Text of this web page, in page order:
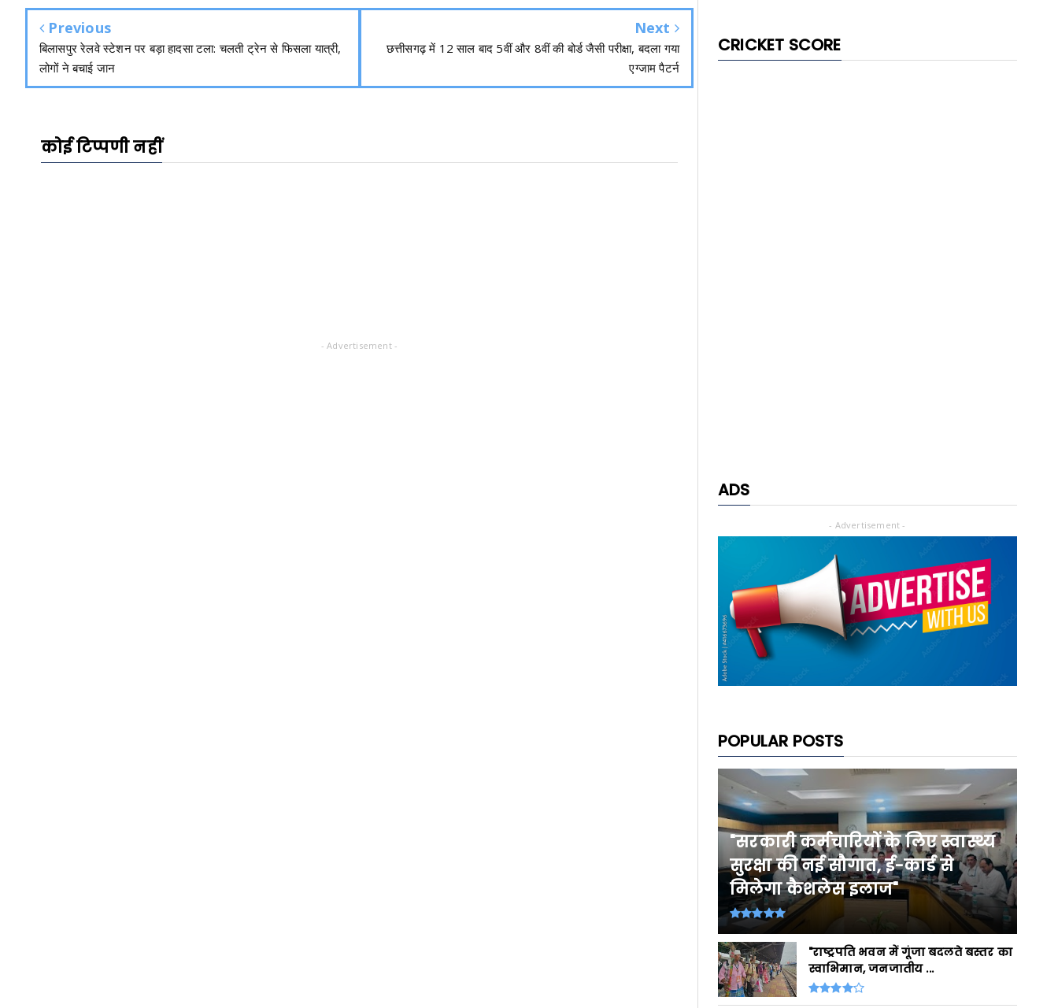
Previous
बिलासपुर रेलवे स्टेशन पर बड़ा हादसा टला: चलती ट्रेन से फिसला यात्री,
लोगों ने बचाई जान
Next
छत्तीसगढ़ में 12 साल बाद 5वीं और 8वीं की बोर्ड जैसी परीक्षा, बदला गया
एग्जाम पैटर्न
कोई टिप्पणी नहीं
- Advertisement -
CRICKET SCORE
ADS
- Advertisement -
POPULAR POSTS
"सरकारी कर्मचारियों के लिए स्वास्थ्य
सुरक्षा की नई सौगात, ई-कार्ड से
मिलेगा कैशलेस इलाज"
"राष्ट्रपति भवन में गूंजा बदलते बस्तर का
स्वाभिमान, जनजातीय ...